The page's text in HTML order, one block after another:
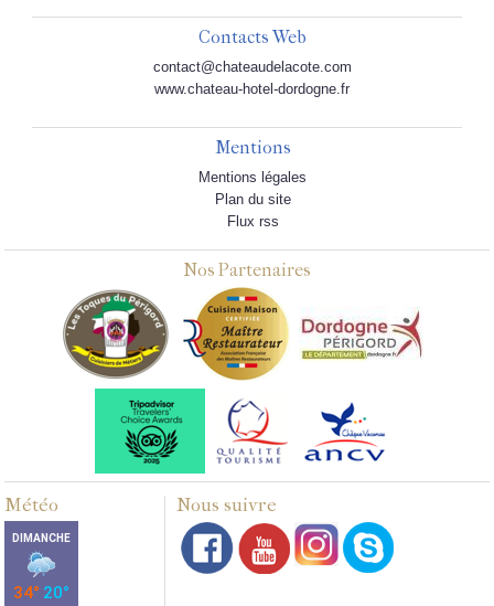
Contacts Web
contact@chateaudelacote.com
www.chateau-hotel-dordogne.fr
Mentions
Mentions légales
Plan du site
Flux rss
Nos Partenaires
Météo Nous suivre